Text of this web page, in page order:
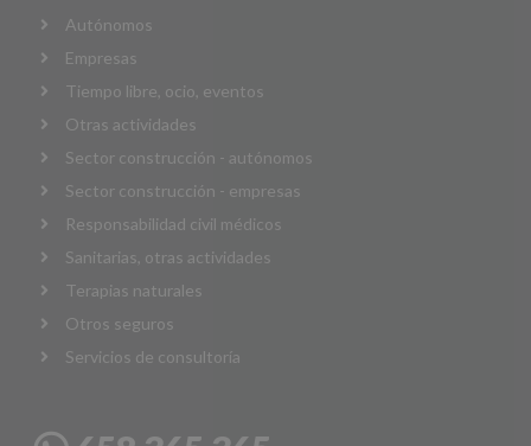
Autónomos
Empresas
Tiempo libre, ocio, eventos
Otras actividades
Sector construcción - autónomos
Sector construcción - empresas
Responsabilidad civil médicos
Sanitarias, otras actividades
Terapias naturales
Otros seguros
Servicios de consultoría